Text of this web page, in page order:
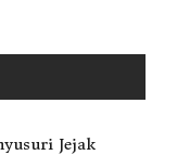
Jejak